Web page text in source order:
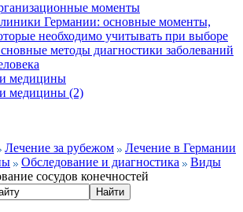
моменты
Германии: основные моменты,
необходимо учитывать при выборе
методы диагностики заболеваний
медицины
медицины (2)
Лечение за рубежом
Лечение в Германии
Обследование и диагностика
Виды
сосудов конечностей